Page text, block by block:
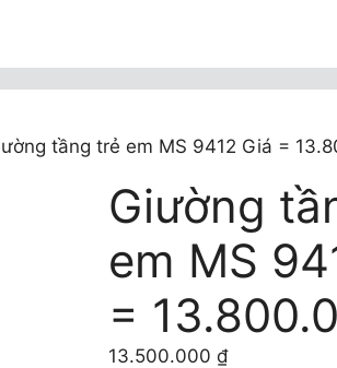
tầng trẻ em MS 9412 Giá =
Giường
em MS
=
13.500.000 ₫